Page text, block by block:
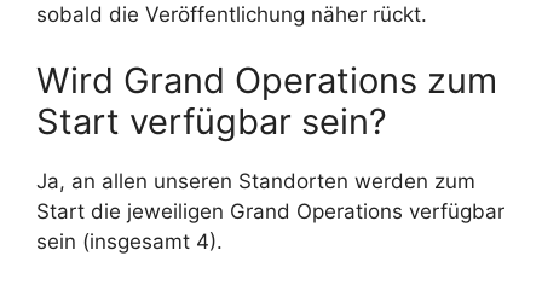
sobald die Veröffentlichung näher rückt.
Wird Grand Operations zum
Start verfügbar sein?
Ja, an allen unseren Standorten werden zum
Start die jeweiligen Grand Operations verfügbar
sein (insgesamt 4).